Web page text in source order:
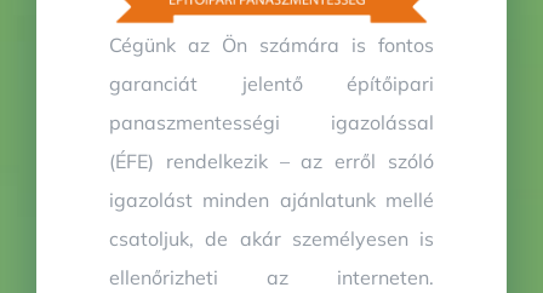
Cégünk az Ön számára is fontos
garanciát jelentő építőipari
panaszmentességi igazolással
(ÉFE) rendelkezik – az erről szóló
igazolást minden ajánlatunk mellé
csatoljuk, de akár személyesen is
ellenőrizheti az interneten.